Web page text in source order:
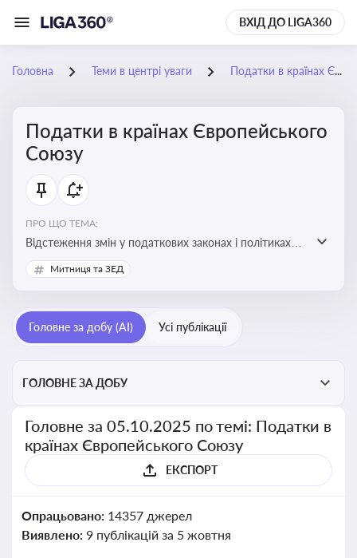
ВХІД ДО LIGA360
Головна Теми в центрі уваги Податки в країнах Європейського Союзу
Податки в країнах Європейського
Союзу
ПРО ЩО ТЕМА:
Відстеження змін у податкових законах і політиках
країн ЄС. Моніторинг кейсів, що впливають на бізнес-
процеси та фінансову звітність
Митниця та ЗЕД
Головне за добу (AI) Усі публікації
ГОЛОВНЕ ЗА ДОБУ
Головне за 05.10.2025 по темі: Податки в
країнах Європейського Союзу
ЕКСПОРТ
Опрацьовано: 14357 джерел
Виявлено: 9 публікацій за 5 жовтня